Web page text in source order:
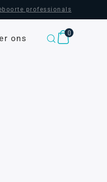
professionals
ons
0